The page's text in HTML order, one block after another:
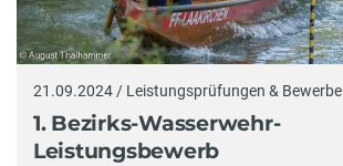
21.09.2024 / Leistungsprüfungen & Bewerbe
1. Bezirks-Wasserwehr-
Leistungsbewerb